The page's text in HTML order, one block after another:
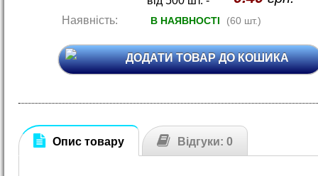
Наявність: В НАЯВНОСТІ (60 шт.)
ДОДАТИ ТОВАР ДО КОШИКА
Опис товару Відгуки: 0